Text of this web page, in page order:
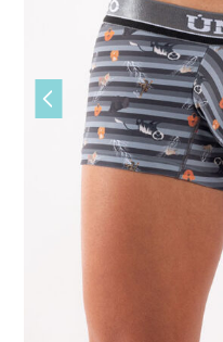
Vorige
slide